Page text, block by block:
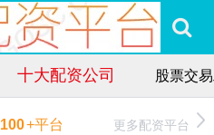
十大配资公司 股票交
100+平台 更多配资平台